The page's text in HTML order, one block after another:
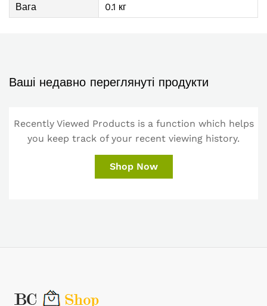
Вага 0.1 кг
Ваші недавно переглянуті продукти
Recently Viewed Products is a function which helps
you keep track of your recent viewing history.
Shop Now